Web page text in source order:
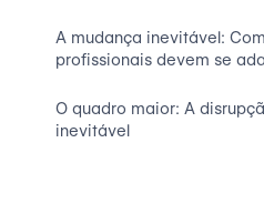
A mudança inevitável:
profissionais devem se
O quadro maior: A
inevitável